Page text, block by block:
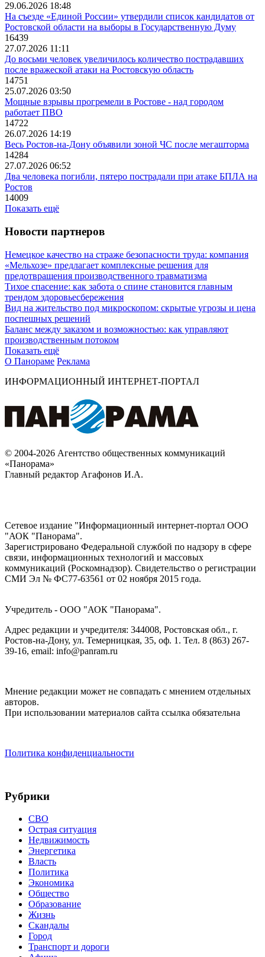
29.06.2026 18:48
На съезде «Единой России» утвердили список кандидатов от
Ростовской области на выборы в Государственную Думу
16439
27.07.2026 11:11
До восьми человек увеличилось количество пострадавших
после вражеской атаки на Ростовскую область
14751
25.07.2026 03:50
Мощные взрывы прогремели в Ростове - над городом
работает ПВО
14722
26.07.2026 14:19
Весь Ростов-на-Дону объявили зоной ЧС после мегашторма
14284
27.07.2026 06:52
Два человека погибли, пятеро пострадали при атаке БПЛА на
Ростов
14009
Показать ещё
Новости партнеров
Немецкое качество на страже безопасности труда: компания
«Мельхозе» предлагает комплексные решения для
предотвращения производственного травматизма
Тихое спасение: как забота о спине становится главным
трендом здоровьесбережения
Вид на жительство под микроскопом: скрытые угрозы и цена
поспешных решений
Баланс между заказом и возможностью: как управляют
производственным потоком
Показать ещё
О Панораме Реклама
ИНФОРМАЦИОННЫЙ ИНТЕРНЕТ-ПОРТАЛ
© 2004-2026 Агентство общественных коммуникаций
«Панорама»
Главный редактор Агафонов И.А.
Сетевое издание "Информационный интернет-портал ООО
"АОК "Панорама".
Зарегистрировано Федеральной службой по надзору в сфере
связи, информационных технологий и массовых
коммуникаций (Роскомнадзор). Cвидетельство о регистрации
СМИ Эл № ФС77-63561 от 02 ноября 2015 года.
Учредитель - ООО "АОК "Панорама".
Адрес редакции и учредителя: 344008, Ростовская обл., г.
Ростов-на-Дону, ул. Темерницкая, 35, оф. 1. Тел. 8 (863) 267-
39-16, email: info@panram.ru
Мнение редакции может не совпадать с мнением отдельных
авторов.
При использовании материалов сайта ссылка обязательна
Политика конфиденциальности
Рубрики
СВО
Острая ситуация
Недвижимость
Энергетика
Власть
Политика
Экономика
Общество
Образование
Жизнь
Скандалы
Город
Транспорт и дороги